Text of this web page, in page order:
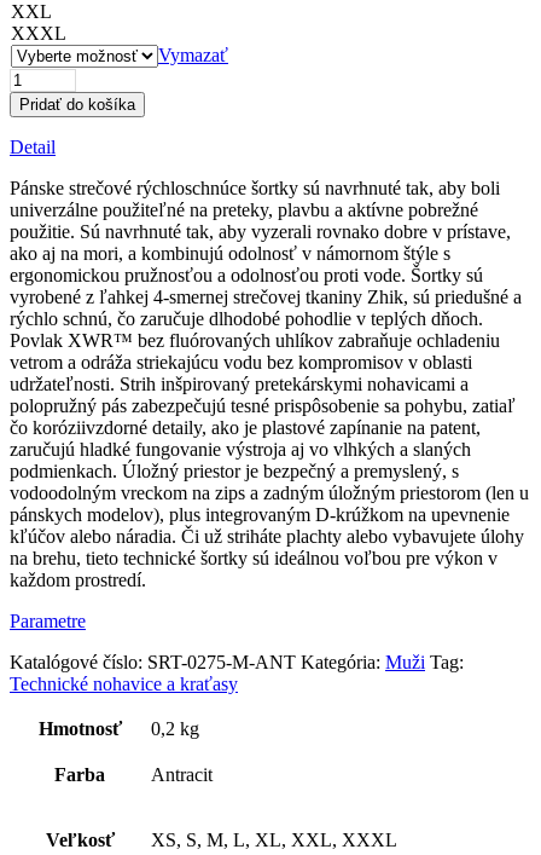
XXL
XXXL
Vymazať
množstvo
Pánske
čierne
šortky
Pridať do košíka
Detail
Pánske strečové rýchloschnúce šortky sú navrhnuté tak, aby boli
univerzálne použiteľné na preteky, plavbu a aktívne pobrežné
použitie. Sú navrhnuté tak, aby vyzerali rovnako dobre v prístave,
ako aj na mori, a kombinujú odolnosť v námornom štýle s
ergonomickou pružnosťou a odolnosťou proti vode. Šortky sú
vyrobené z ľahkej 4-smernej strečovej tkaniny Zhik, sú priedušné a
rýchlo schnú, čo zaručuje dlhodobé pohodlie v teplých dňoch.
Povlak XWR™ bez fluórovaných uhlíkov zabraňuje ochladeniu
vetrom a odráža striekajúcu vodu bez kompromisov v oblasti
udržateľnosti. Strih inšpirovaný pretekárskymi nohavicami a
polopružný pás zabezpečujú tesné prispôsobenie sa pohybu, zatiaľ
čo koróziivzdorné detaily, ako je plastové zapínanie na patent,
zaručujú hladké fungovanie výstroja aj vo vlhkých a slaných
podmienkach. Úložný priestor je bezpečný a premyslený, s
vodoodolným vreckom na zips a zadným úložným priestorom (len u
pánskych modelov), plus integrovaným D-krúžkom na upevnenie
kľúčov alebo náradia. Či už striháte plachty alebo vybavujete úlohy
na brehu, tieto technické šortky sú ideálnou voľbou pre výkon v
každom prostredí.
Parametre
Katalógové číslo: SRT-0275-M-ANT Kategória: Muži Tag:
Technické nohavice a kraťasy
Hmotnosť 0,2 kg
Farba Antracit
Veľkosť XS, S, M, L, XL, XXL, XXXL